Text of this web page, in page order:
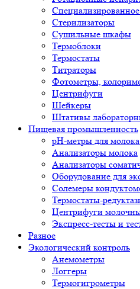
Стерилизаторы
Сушильные шкафы
Термоблоки
Термостаты
Титраторы
Фотометры,
Центрифуги
Шейкеры
Штативы
Пищевая промышленность
pH-метры для
Анализаторы молока
Анализаторы
Оборудование для
Солемеры
Термостаты-
Центрифуги
Экспресс-тесты и
Разное
Экологический контроль
Анемометры
Логгеры
Термогигрометры